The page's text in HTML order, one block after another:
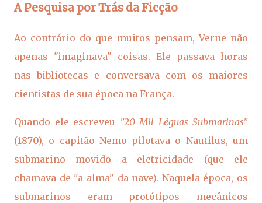
A Pesquisa por Trás da Ficção
Ao contrário do que muitos pensam, Verne não
apenas "imaginava" coisas. Ele passava horas
nas bibliotecas e conversava com os maiores
cientistas de sua época na França.
Quando ele escreveu "20 Mil Léguas Submarinas"
(1870), o capitão Nemo pilotava o Nautilus, um
submarino movido a eletricidade (que ele
chamava de "a alma" da nave). Naquela época, os
submarinos eram protótipos mecânicos